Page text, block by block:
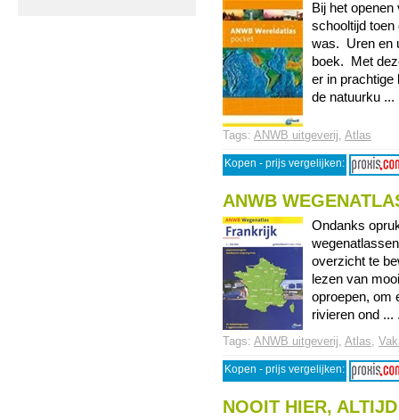
Bij het
schooltijd
was. Uren en
boek. Met
er in prachtige
de natuurku
Tags: ANWB uitgeverij, Atlas
Kopen - prijs vergelijken:
ANWB
Ondanks
overzicht te
lezen van
oproepen, om
rivieren ond
Tags: ANWB uitgeverij, Atlas,
Kopen - prijs vergelijken:
NOOIT HIER,